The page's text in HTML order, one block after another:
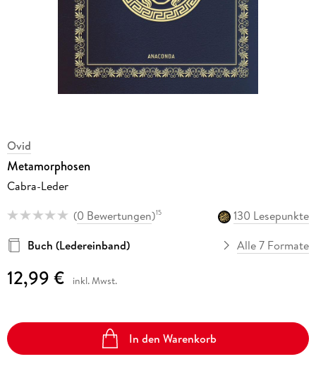
Ovid
Metamorphosen
Cabra-Leder
(0 Bewertungen)15
130 Lesepunkte
Buch (Ledereinband)
Alle 7 Formate
12,99 € inkl. Mwst.
In den Warenkorb